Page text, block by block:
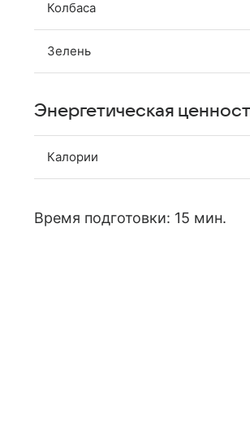
Колбаса
Зелень
Энергетическая
Калории
Время подготовки: 15 мин.